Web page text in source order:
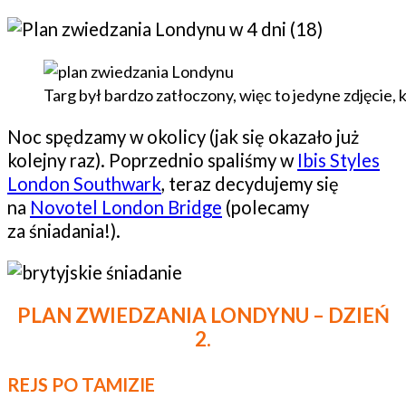
Targ był bardzo zatłoczony, więc to jedyne zdjęcie,
Noc spędzamy w okolicy (jak się okazało już
kolejny raz). Poprzednio spaliśmy w Ibis Styles
London Southwark, teraz decydujemy się
na Novotel London Bridge (polecamy
za śniadania!).
PLAN ZWIEDZANIA LONDYNU – DZIEŃ
2.
REJS PO TAMIZIE